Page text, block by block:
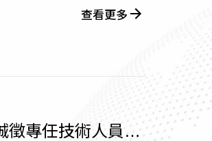
查看更多
徵專任技術人員